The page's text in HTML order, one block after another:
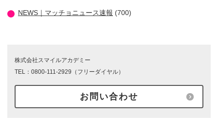
NEWS｜マッチョニュース速報 (700)
株式会社スマイルアカデミー
TEL：0800-111-2929（フリーダイヤル）
お問い合わせ